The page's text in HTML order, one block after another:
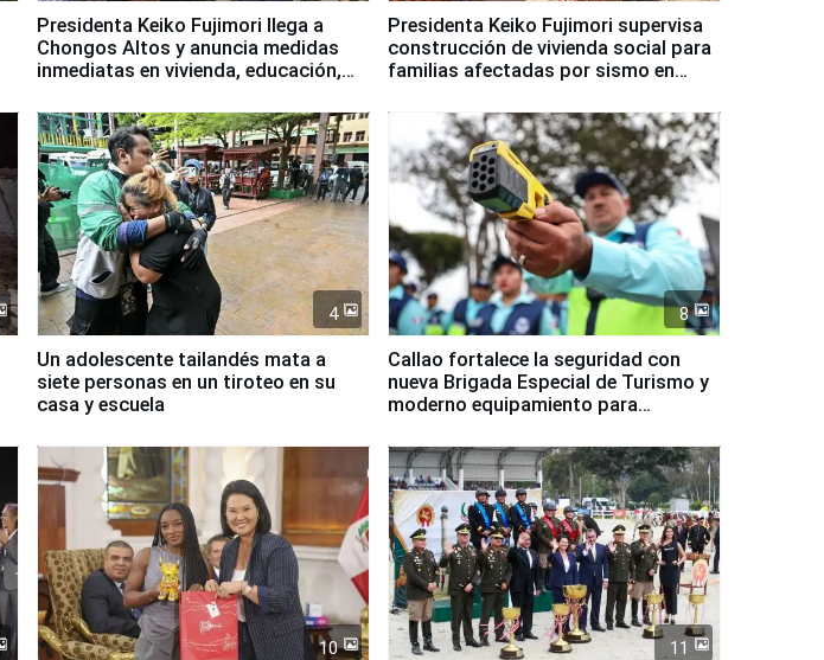
Presidenta Keiko Fujimori llega a
Chongos Altos y anuncia medidas
inmediatas en vivienda, educación,
Presidenta Keiko Fujimori supervisa
construcción de vivienda social para
familias afectadas por sismo en
4
Un adolescente tailandés mata a
siete personas en un tiroteo en su
casa y escuela
8
Callao fortalece la seguridad con
nueva Brigada Especial de Turismo y
moderno equipamiento para
10 11